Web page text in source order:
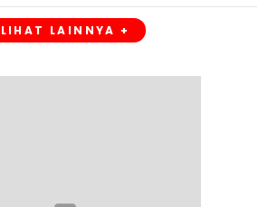
LIHAT LAINNYA +